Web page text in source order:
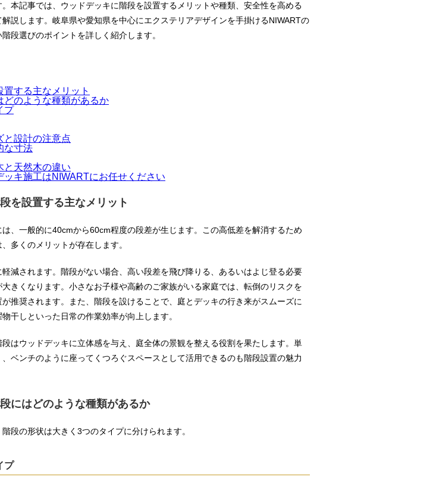
本記事では、ウッドデッキに階段を設置するメリットや種類、安全性を高める
説します。岐阜県や愛知県を中心にエクステリアデザインを手掛けるNIWARTの
段選びのポイントを詳しく紹介します。
する主なメリット
どのような種類があるか
プ
と設計の注意点
な寸法
と天然木の違い
キ施工はNIWARTにお任せください
を設置する主なメリット
、一般的に40cmから60cm程度の段差が生じます。この高低差を解消するため
多くのメリットが存在します。
減されます。階段がない場合、高い段差を飛び降りる、あるいはよじ登る必要
きくなります。小さなお子様や高齢のご家族がいる家庭では、転倒のリスクを
推奨されます。また、階段を設けることで、庭とデッキの行き来がスムーズに
干しといった日常の作業効率が向上します。
はウッドデッキに立体感を与え、庭全体の景観を整える役割を果たします。単
ベンチのように座ってくつろぐスペースとして活用できるのも階段設置の魅力
にはどのような種類があるか
段の形状は大きく3つのタイプに分けられます。
プ